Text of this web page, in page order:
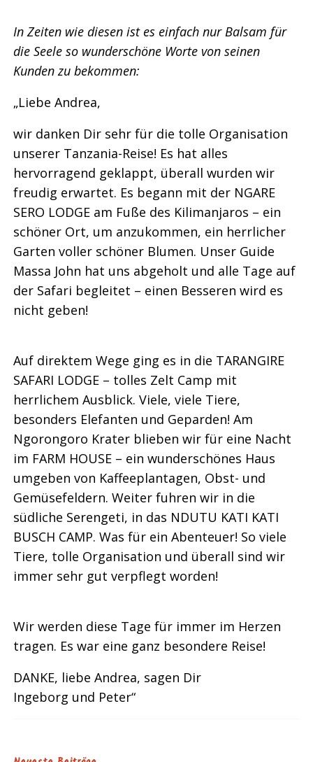
In Zeiten wie diesen ist es einfach nur Balsam für
die Seele so wunderschöne Worte von seinen
Kunden zu bekommen:
„Liebe Andrea,
wir danken Dir sehr für die tolle Organisation
unserer Tanzania-Reise! Es hat alles
hervorragend geklappt, überall wurden wir
freudig erwartet. Es begann mit der NGARE
SERO LODGE am Fuße des Kilimanjaros – ein
schöner Ort, um anzukommen, ein herrlicher
Garten voller schöner Blumen. Unser Guide
Massa John hat uns abgeholt und alle Tage auf
der Safari begleitet – einen Besseren wird es
nicht geben!
Auf direktem Wege ging es in die TARANGIRE
SAFARI LODGE – tolles Zelt Camp mit
herrlichem Ausblick. Viele, viele Tiere,
besonders Elefanten und Geparden! Am
Ngorongoro Krater blieben wir für eine Nacht
im FARM HOUSE – ein wunderschönes Haus
umgeben von Kaffeeplantagen, Obst- und
Gemüsefeldern. Weiter fuhren wir in die
südliche Serengeti, in das NDUTU KATI KATI
BUSCH CAMP. Was für ein Abenteuer! So viele
Tiere, tolle Organisation und überall sind wir
immer sehr gut verpflegt worden!
Wir werden diese Tage für immer im Herzen
tragen. Es war eine ganz besondere Reise!
DANKE, liebe Andrea, sagen Dir
Ingeborg und Peter“